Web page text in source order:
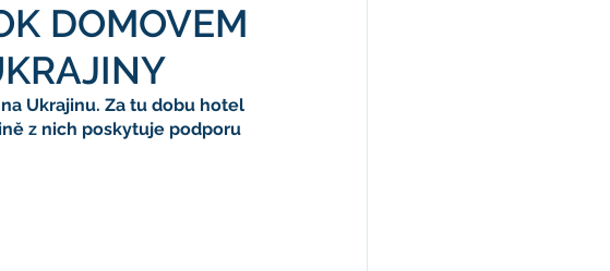
DOMOVEM
Ukrajinu. Za tu dobu hotel
z nich poskytuje podporu